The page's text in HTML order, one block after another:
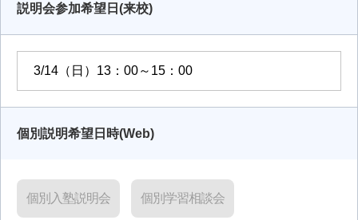
説明会参加希望日(来校)
個別説明希望日時(Web)
個別入塾説明会 個別学習相談会